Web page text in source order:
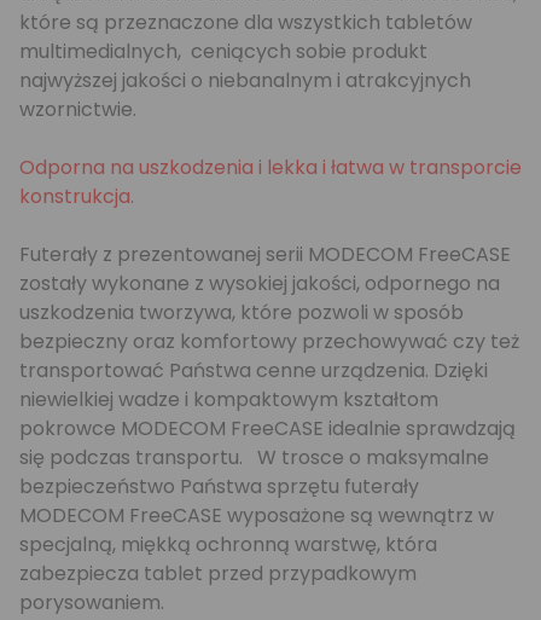
które są przeznaczone dla wszystkich tabletów
multimedialnych, ceniących sobie produkt
najwyższej jakości o niebanalnym i atrakcyjnych
wzornictwie.
Odporna na uszkodzenia i lekka i łatwa w transporcie
konstrukcja.
Futerały z prezentowanej serii MODECOM FreeCASE
zostały wykonane z wysokiej jakości, odpornego na
uszkodzenia tworzywa, które pozwoli w sposób
bezpieczny oraz komfortowy przechowywać czy też
transportować Państwa cenne urządzenia. Dzięki
niewielkiej wadze i kompaktowym kształtom
pokrowce MODECOM FreeCASE idealnie sprawdzają
się podczas transportu. W trosce o maksymalne
bezpieczeństwo Państwa sprzętu futerały
MODECOM FreeCASE wyposażone są wewnątrz w
specjalną, miękką ochronną warstwę, która
zabezpiecza tablet przed przypadkowym
porysowaniem.